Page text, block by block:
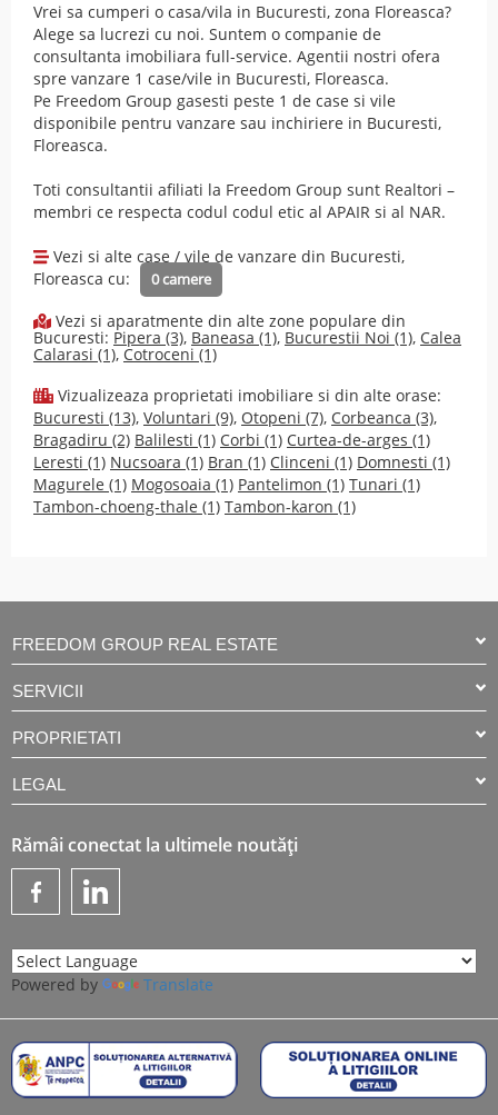
Vrei sa cumperi o casa/vila in Bucuresti, zona Floreasca?
Alege sa lucrezi cu noi. Suntem o companie de
consultanta imobiliara full-service. Agentii nostri ofera
spre vanzare 1 case/vile in Bucuresti, Floreasca.
Pe Freedom Group gasesti peste 1 de case si vile
disponibile pentru vanzare sau inchiriere in Bucuresti,
Floreasca.
Toti consultantii afiliati la Freedom Group sunt Realtori –
membri ce respecta codul codul etic al APAIR si al NAR.
Vezi si alte case / vile de vanzare din Bucuresti,
Floreasca cu:
0 camere
Vezi si aparatmente din alte zone populare din
Bucuresti: Pipera (3), Baneasa (1), Bucurestii Noi (1), Calea
Calarasi (1), Cotroceni (1)
Vizualizeaza proprietati imobiliare si din alte orase:
Bucuresti (13), Voluntari (9), Otopeni (7), Corbeanca (3),
Bragadiru (2) Balilesti (1) Corbi (1) Curtea-de-arges (1)
Leresti (1) Nucsoara (1) Bran (1) Clinceni (1) Domnesti (1)
Magurele (1) Mogosoaia (1) Pantelimon (1) Tunari (1)
Tambon-choeng-thale (1) Tambon-karon (1)
FREEDOM GROUP REAL ESTATE
SERVICII
PROPRIETATI
LEGAL
Rămâi conectat la ultimele noutăți
Powered by Translate